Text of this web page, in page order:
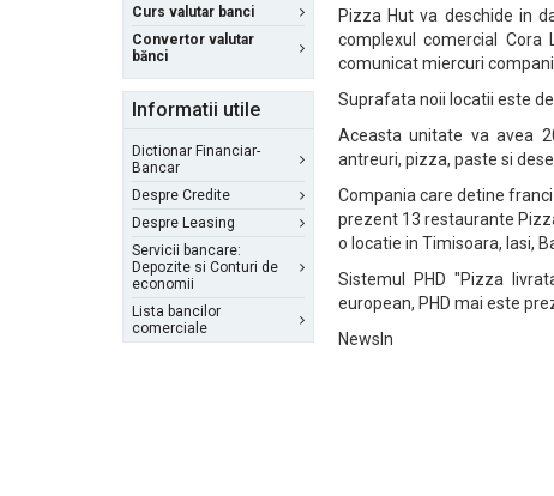
Curs valutar banci
Convertor valutar
bănci
Informatii utile
Dictionar Financiar-
Bancar
Despre Credite
Despre Leasing
Servicii bancare:
Depozite si Conturi de
economii
Lista bancilor
comerciale
Pizza Hut va deschide in
complexul comercial Cora
comunicat miercuri
Suprafata noii locatii este
Aceasta unitate va avea
antreuri, pizza, paste si
Compania care detine
prezent 13 restaurante
o locatie in Timisoara, Iasi,
Sistemul PHD "Pizza
european, PHD mai este
NewsIn